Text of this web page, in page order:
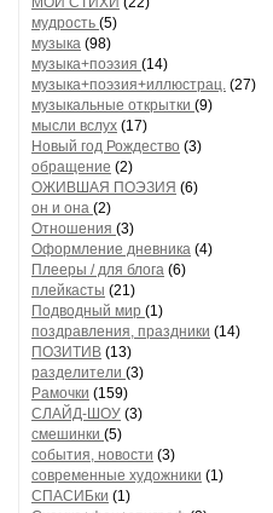
мудрость (5)
музыка (98)
музыка+поэзия (14)
музыка+поэзия+иллюстрац. (27)
музыкальные открытки (9)
мысли вслух (17)
Новый год Рождество (3)
обращение (2)
ОЖИВШАЯ ПОЭЗИЯ (6)
он и она (2)
Отношения (3)
Оформление дневника (4)
Плееры / для блога (6)
плейкасты (21)
Подводный мир (1)
поздравления, праздники (14)
ПОЗИТИВ (13)
разделители (3)
Рамочки (159)
СЛАЙД-ШОУ (3)
смешинки (5)
события, новости (3)
современные художники (1)
СПАСИБки (1)